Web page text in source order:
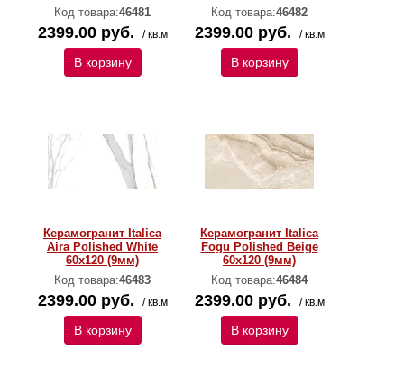
Код товара:46481
2399.00 руб. / кв.м
В корзину
Код товара:46482
2399.00 руб. / кв.м
В корзину
Керамогранит Italica
Aira Polished White
60х120 (9мм)
Код товара:46483
2399.00 руб. / кв.м
В корзину
Керамогранит Italica
Fogu Polished Beige
60х120 (9мм)
Код товара:46484
2399.00 руб. / кв.м
В корзину